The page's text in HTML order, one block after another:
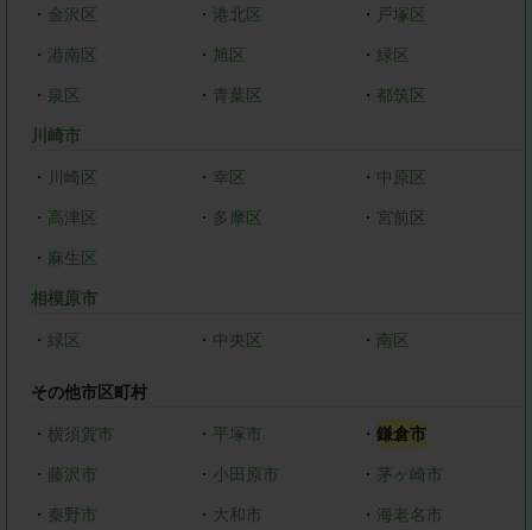
・ 金沢区 ・ 港北区 ・ 戸塚区
・ 港南区 ・ 旭区 ・ 緑区
・ 泉区 ・ 青葉区 ・ 都筑区
川崎市
・ 川崎区 ・ 幸区 ・ 中原区
・ 高津区 ・ 多摩区 ・ 宮前区
・ 麻生区
相模原市
・ 緑区 ・ 中央区 ・ 南区
その他市区町村
・ 横須賀市 ・ 平塚市 ・鎌倉市
・ 藤沢市 ・ 小田原市 ・ 茅ヶ崎市
・ 秦野市 ・ 大和市 ・ 海老名市